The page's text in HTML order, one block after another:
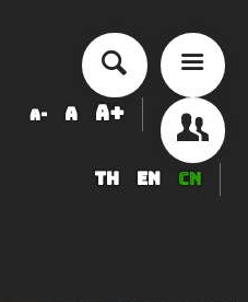
A- A A+
TH EN CN